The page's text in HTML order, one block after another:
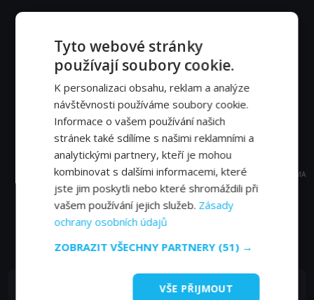
REKLAMA
Časté dotazy a zajímavosti
Kde můžu sledovat TV TV Slovácko online?
Tyto webové stránky
používají soubory cookie.
K personalizaci obsahu, reklam a analýze
návštěvnosti používáme soubory cookie.
Informace o vašem používání našich
stránek také sdílíme s našimi reklamními a
analytickými partnery, kteří je mohou
kombinovat s dalšími informacemi, které
jste jim poskytli nebo které shromáždili při
vašem používání jejich služeb. Zásady
ochrany osobních údajů
ZOBRAZIT VŠECHNY PARTNERY (51) →
VŠE PŘIJMOUT